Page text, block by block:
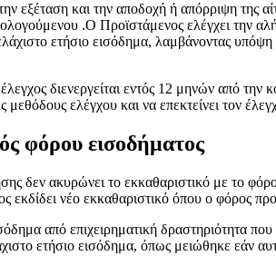
εξέταση και την αποδοχή ή απόρριψη της
.Ο Προϊστάμενος ελέγχει την
ετήσιο εισόδημα, λαμβάνοντας υπόψη
διενεργείται εντός 12 μηνών από
μεθόδους ελέγχου και να επεκτείνει τον
φόρου εισοδήματος
δεν ακυρώνει το εκκαθαριστικό με το
εκδίδει νέο εκκαθαριστικό όπου ο φόρος
από επιχειρηματική δραστηριότητα
ετήσιο εισόδημα, όπως μειώθηκε εάν